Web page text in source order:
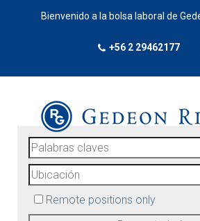
Bienvenido a la bolsa laboral de
+56 2 29462177
Remote positions only